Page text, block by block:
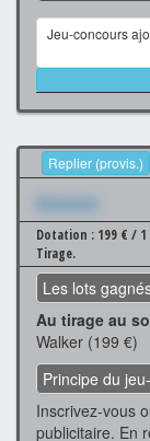
Jeu-concours
Replier (provis.)
Xxxxxxx
Dotation : 199 € /
Tirage.
Les lots
Au tirage au
Walker (199 €)
Principe du
Inscrivez-vous
publicitaire. En